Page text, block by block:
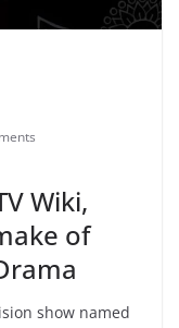
Wiki,
of
show named